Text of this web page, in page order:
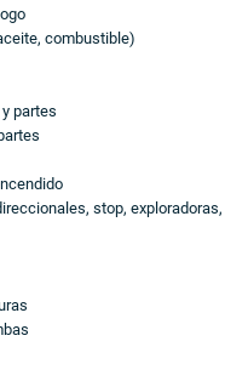
combustible)
partes
stop,